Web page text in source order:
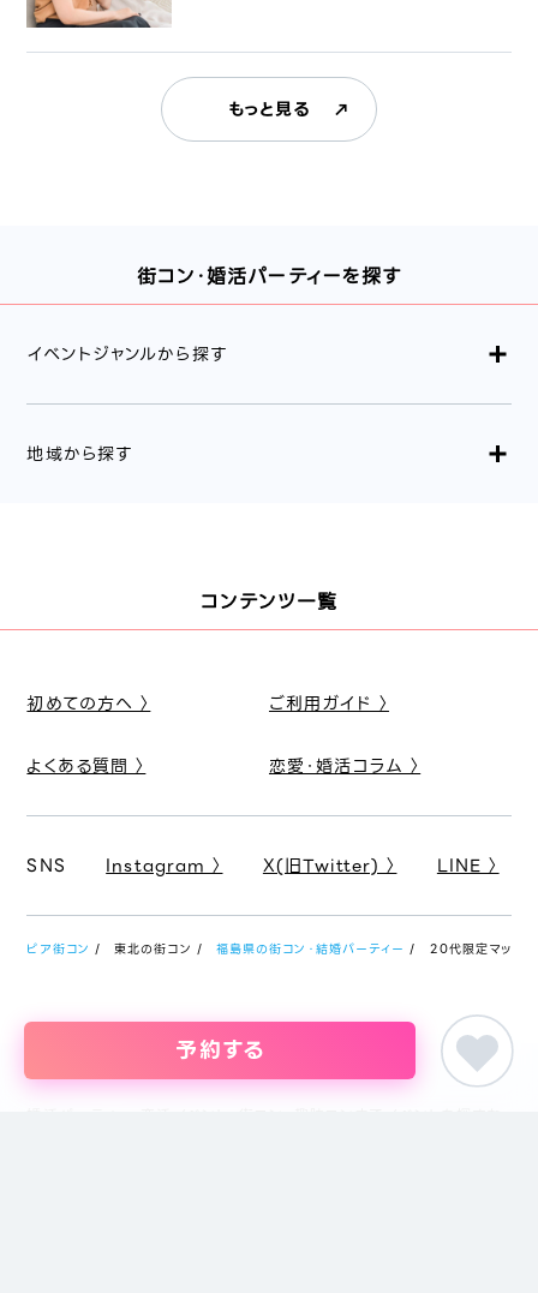
予約する
もっと見る
街コン・婚活パーティーを探す
イベントジャンルから探す
地域から探す
コンテンツ一覧
初めての方へ 〉 ご利用ガイド 〉
よくある質問 〉 恋愛・婚活コラム 〉
SNS Instagram 〉 X(旧Twitter) 〉 LINE 〉
ピア街コン 東北の街コン 福島県の街コン・結婚パーティー 20代限定マッチ